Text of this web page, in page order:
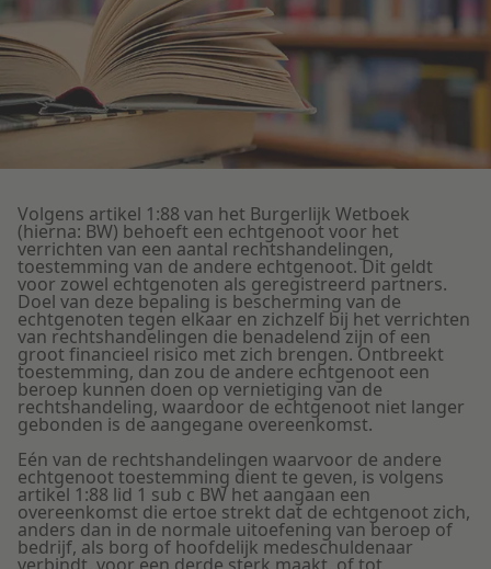
Onderwijs
Volgens artikel 1:88 van het Burgerlijk Wetboek
(hierna: BW) behoeft een echtgenoot voor het
verrichten van een aantal rechtshandelingen,
toestemming van de andere echtgenoot. Dit geldt
voor zowel echtgenoten als geregistreerd partners.
Doel van deze bepaling is bescherming van de
echtgenoten tegen elkaar en zichzelf bij het verrichten
van rechtshandelingen die benadelend zijn of een
groot financieel risico met zich brengen. Ontbreekt
toestemming, dan zou de andere echtgenoot een
beroep kunnen doen op vernietiging van de
rechtshandeling, waardoor de echtgenoot niet langer
gebonden is de aangegane overeenkomst.
Eén van de rechtshandelingen waarvoor de andere
echtgenoot toestemming dient te geven, is volgens
artikel 1:88 lid 1 sub c BW het aangaan een
overeenkomst die ertoe strekt dat de echtgenoot zich,
anders dan in de normale uitoefening van beroep of
bedrijf, als borg of hoofdelijk medeschuldenaar